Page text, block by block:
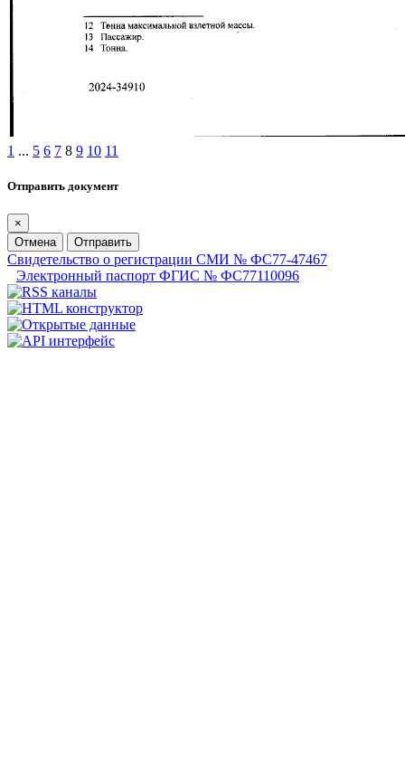
1 ... 5 6 7 8 9 10 11
Отправить документ
×
Отмена
Отправить
Свидетельство о регистрации СМИ № ФС77-47467
Электронный паспорт ФГИС № ФС77110096